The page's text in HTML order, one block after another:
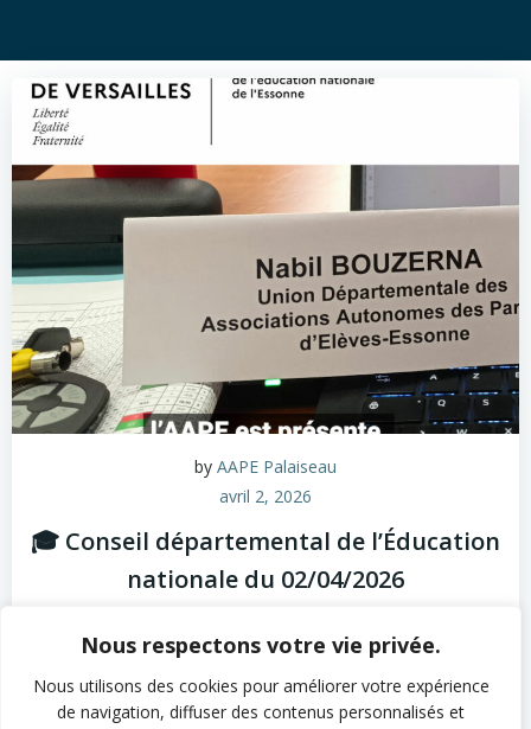
Nous respectons votre vie privée.
Nous utilisons des cookies pour améliorer votre expérience
de navigation, diffuser des contenus personnalisés et
by AAPE Palaiseau
avril 2, 2026
🎓 Conseil départemental de l’Éducation
nationale du 02/04/2026
l’UNAAPE Île-de-France, délégué à l’Académie de
Versailles, et Administrateur […]